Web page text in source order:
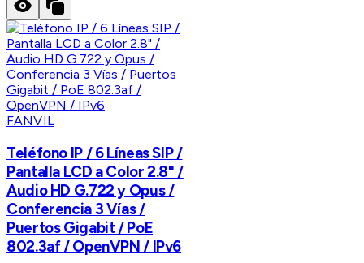
FANVIL
Teléfono IP / 6 Líneas SIP /
Pantalla LCD a Color 2.8" /
Audio HD G.722 y Opus /
Conferencia 3 Vías /
Puertos Gigabit / PoE
802.3af / OpenVPN / IPv6